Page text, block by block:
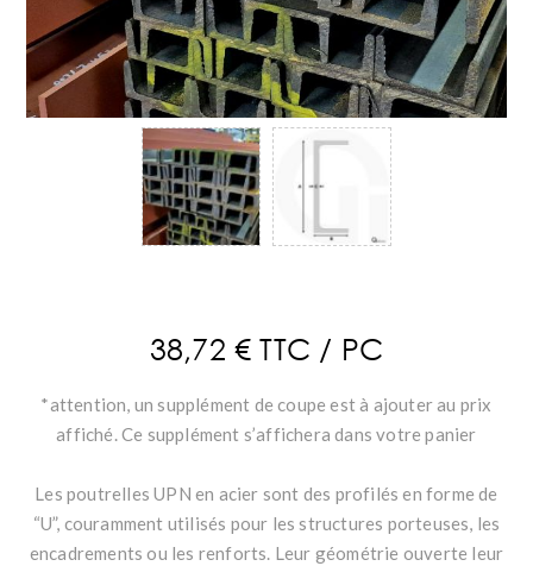
38,72 € TTC / PC
*attention, un supplément de coupe est à ajouter au prix
affiché. Ce supplément s’affichera dans votre panier
Les poutrelles UPN en acier sont des profilés en forme de
“U”, couramment utilisés pour les structures porteuses, les
encadrements ou les renforts. Leur géométrie ouverte leur